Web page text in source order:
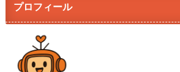
プロフィール